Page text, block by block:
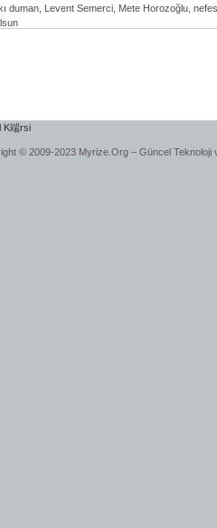
duman Levent Semerci Mete Horozoğlu nefes
K端rsi
© 2009-2023 Myrize.Org – Güncel Teknoloji